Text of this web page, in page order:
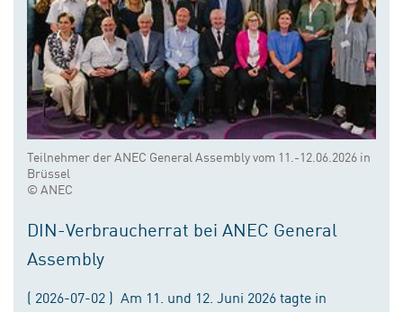
Teilnehmer der ANEC General Assembly vom 11.-12.06.2026 in
Brüssel
© ANEC
DIN-Verbraucherrat bei ANEC General
Assembly
( 2026-07-02 ) Am 11. und 12. Juni 2026 tagte in